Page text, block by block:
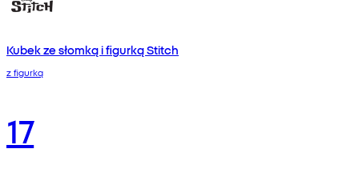
Kubek ze słomką i figurką Stitch
z figurką
17